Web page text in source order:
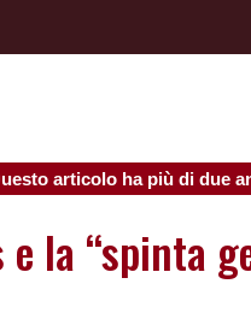
articolo ha più di due
e la “spinta